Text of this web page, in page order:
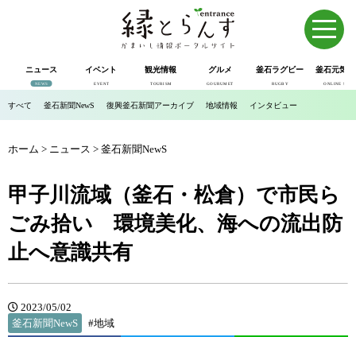
ニュース
NEWS
イベント
EVENT
観光情報
TOURISM
グルメ
GOURUMET
釜石ラグビー
RUGBY
釜石元気
ONLINE SHOP
すべて 釜石新聞NewS 復興釜石新聞アーカイブ 地域情報 インタビュー
ホーム > ニュース > 釜石新聞NewS
甲子川流域（釜石・松倉）で市民ら
ごみ拾い 環境美化、海への流出防
止へ意識共有
2023/05/02
釜石新聞NewS
#地域